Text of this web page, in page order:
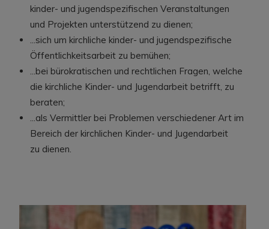
kinder- und jugendspezifischen Veranstaltungen
und Projekten unterstützend zu dienen;
...sich um kirchliche kinder- und jugendspezifische
Öffentlichkeitsarbeit zu bemühen;
...bei bürokratischen und rechtlichen Fragen, welche
die kirchliche Kinder- und Jugendarbeit betrifft, zu
beraten;
...als Vermittler bei Problemen verschiedener Art im
Bereich der kirchlichen Kinder- und Jugendarbeit
zu dienen.